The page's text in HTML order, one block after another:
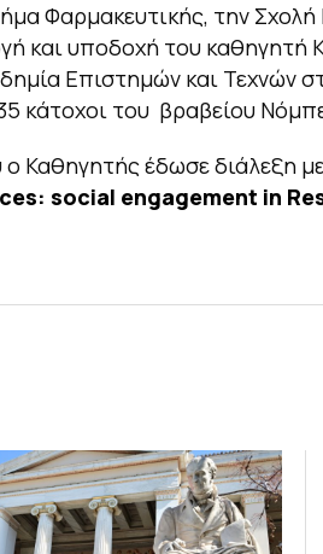
Φαρμακευτικής, την
και υποδοχή του καθηγητή
Επιστημών και Τεχνών
κάτοχοι του βραβείου
Καθηγητής έδωσε διάλεξη με
social engagement in